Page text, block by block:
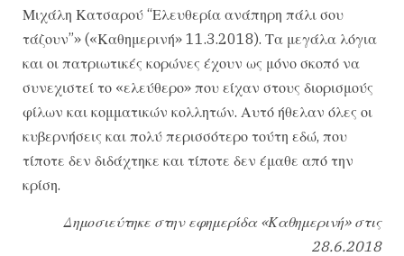
Μιχάλη Κατσαρού “Ελευθερία ανάπηρη πάλι σου
τάζουν”» («Καθημερινή» 11.3.2018). Τα μεγάλα λόγια
και οι πατριωτικές κορώνες έχουν ως μόνο σκοπό να
συνεχιστεί το «ελεύθερο» που είχαν στους διορισμούς
φίλων και κομματικών κολλητών. Αυτό ήθελαν όλες οι
κυβερνήσεις και πολύ περισσότερο τούτη εδώ, που
τίποτε δεν διδάχτηκε και τίποτε δεν έμαθε από την
κρίση.
Δημοσιεύτηκε στην εφημερίδα «Καθημερινή» στις
28.6.2018